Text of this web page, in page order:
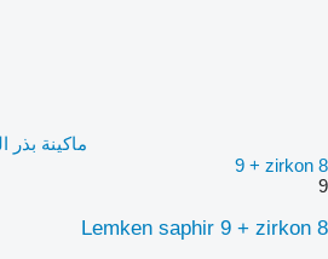
9 + zirkon 8
9
Lemken saphir 9 + zirkon 8